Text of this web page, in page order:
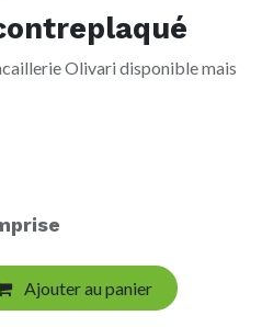
Olivari disponible mais
Ajouter au panier